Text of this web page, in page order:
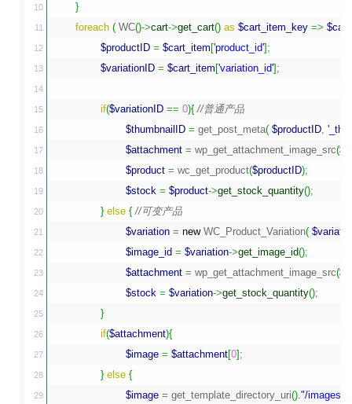
10
11
12
13
14
15
16
17
18
19
20
21
22
23
24
25
26
27
28
29
}
foreach ( WC()->cart->get_cart() as $cart_item_key =>
$productID = $cart_item ['product_id'] ;
$variationID = $cart_item ['variation_id'] ;
if($variationID == 0){ //普通产品
$thumbnailID = get_post_meta( $productID,
$attachment = wp_get_attachment_image_src(
$product = wc_get_product($productID);
$stock = $product->get_stock_quantity();
} else { //可变产品
$variation = new WC_Product_Variation(
$image_id = $variation->get_image_id();
$attachment = wp_get_attachment_image_src(
$stock = $variation->get_stock_quantity();
}
if($attachment){
$image = $attachment[0] ;
} else {
$image = get_template_directory_uri()."/images/